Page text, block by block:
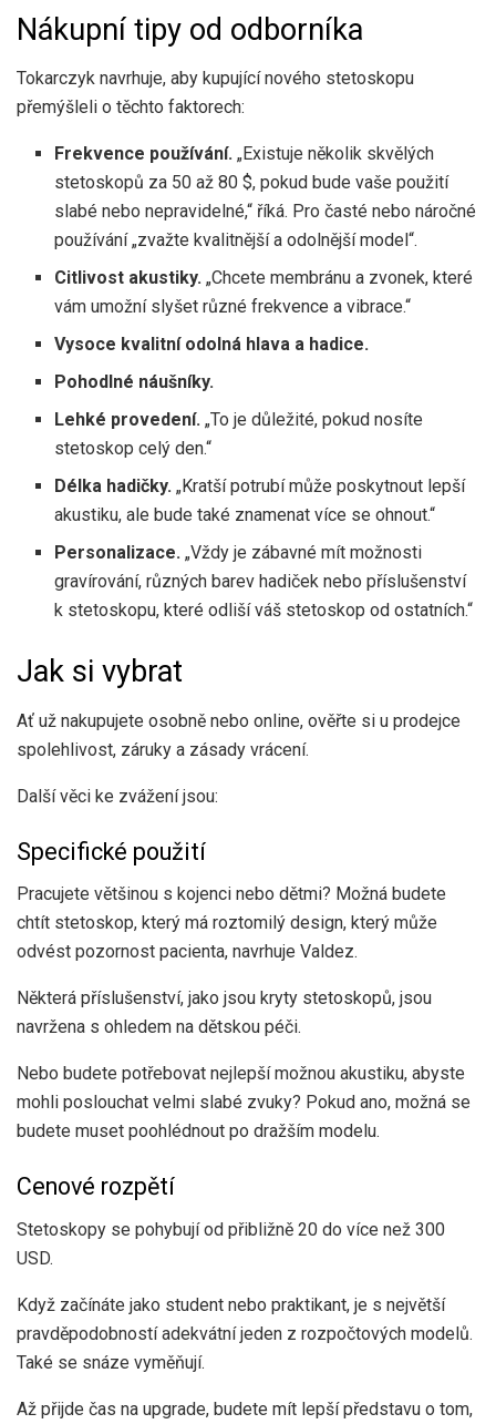
Nákupní tipy od odborníka
Tokarczyk navrhuje, aby kupující nového stetoskopu
přemýšleli o těchto faktorech:
Frekvence používání. „Existuje několik skvělých
stetoskopů za 50 až 80 $, pokud bude vaše použití
slabé nebo nepravidelné,“ říká. Pro časté nebo náročné
používání „zvažte kvalitnější a odolnější model“.
Citlivost akustiky. „Chcete membránu a zvonek, které
vám umožní slyšet různé frekvence a vibrace.“
Vysoce kvalitní odolná hlava a hadice.
Pohodlné náušníky.
Lehké provedení. „To je důležité, pokud nosíte
stetoskop celý den.“
Délka hadičky. „Kratší potrubí může poskytnout lepší
akustiku, ale bude také znamenat více se ohnout.“
Personalizace. „Vždy je zábavné mít možnosti
gravírování, různých barev hadiček nebo příslušenství
k stetoskopu, které odliší váš stetoskop od ostatních.“
Jak si vybrat
Ať už nakupujete osobně nebo online, ověřte si u prodejce
spolehlivost, záruky a zásady vrácení.
Další věci ke zvážení jsou:
Specifické použití
Pracujete většinou s kojenci nebo dětmi? Možná budete
chtít stetoskop, který má roztomilý design, který může
odvést pozornost pacienta, navrhuje Valdez.
Některá příslušenství, jako jsou kryty stetoskopů, jsou
navržena s ohledem na dětskou péči.
Nebo budete potřebovat nejlepší možnou akustiku, abyste
mohli poslouchat velmi slabé zvuky? Pokud ano, možná se
budete muset poohlédnout po dražším modelu.
Cenové rozpětí
Stetoskopy se pohybují od přibližně 20 do více než 300
USD.
Když začínáte jako student nebo praktikant, je s největší
pravděpodobností adekvátní jeden z rozpočtových modelů.
Také se snáze vyměňují.
Až přijde čas na upgrade, budete mít lepší představu o tom,